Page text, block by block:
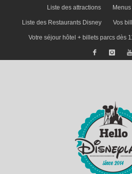
Liste des attractions
Liste des Restaurants Disney Vos
Votre séjour hôtel + billets parcs dès